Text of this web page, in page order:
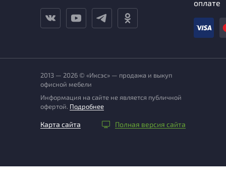
оплате
2013 — 2026 © «Иксэс» — продажа и выкуп
офисной мебели
Информация на сайте не является публичной
офертой. Подробнее
Карта сайта Полная версия сайта